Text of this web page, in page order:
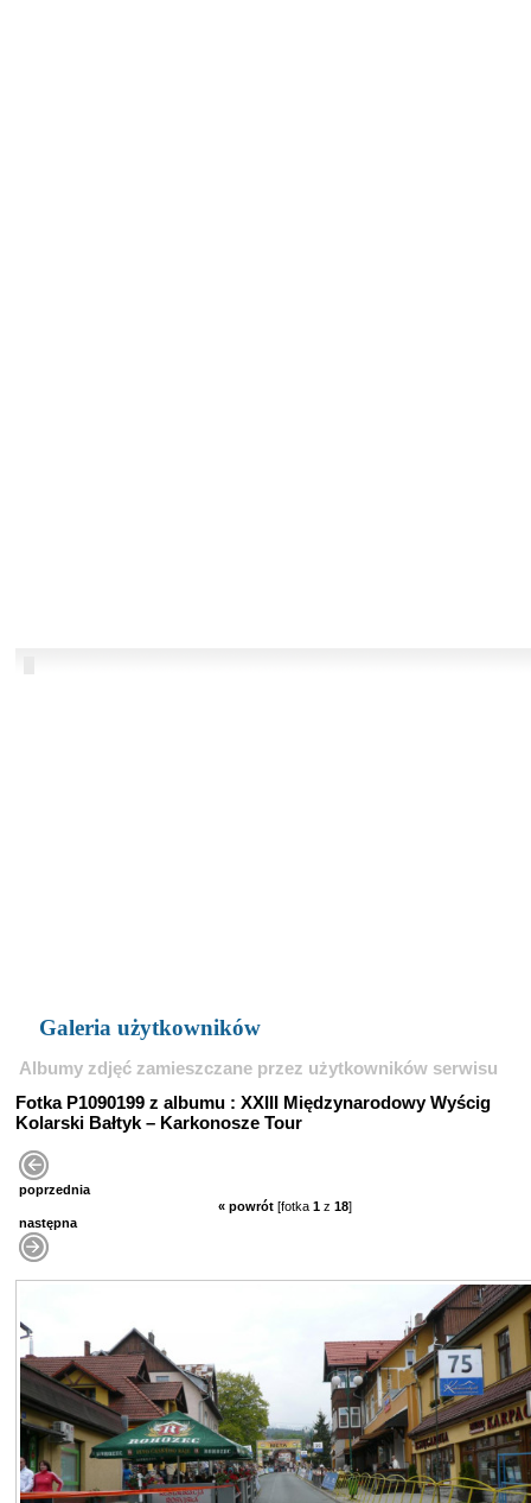
Galeria użytkowników
Albumy zdjęć zamieszczane przez użytkowników serwisu
Fotka P1090199 z albumu : XXIII Międzynarodowy Wyścig
Kolarski Bałtyk – Karkonosze Tour
poprzednia
« powrót [fotka 1 z 18]
następna